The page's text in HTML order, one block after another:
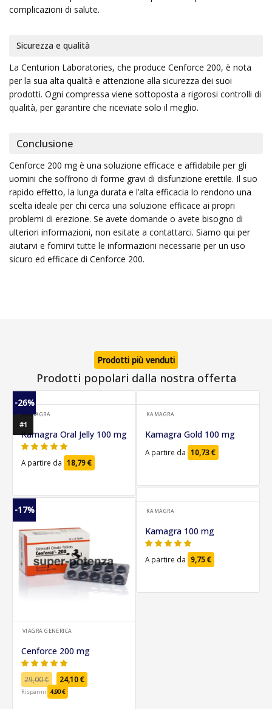
complicazioni di salute.
Sicurezza e qualità
La Centurion Laboratories, che produce Cenforce 200, è nota
per la sua alta qualità e attenzione alla sicurezza dei suoi
prodotti. Ogni compressa viene sottoposta a rigorosi controlli di
qualità, per garantire che riceviate solo il meglio.
Conclusione
Cenforce 200 mg è una soluzione efficace e affidabile per gli
uomini che soffrono di forme gravi di disfunzione erettile. Il suo
rapido effetto, la lunga durata e l’alta efficacia lo rendono una
scelta ideale per chi cerca una soluzione efficace ai propri
problemi di erezione. Se avete domande o avete bisogno di
ulteriori informazioni, non esitate a contattarci. Siamo qui per
aiutarvi e fornirvi tutte le informazioni necessarie per un uso
sicuro ed efficace di Cenforce 200.
Prodotti più venduti
Prodotti popolari dalla nostra offerta
-26%
#1
KAMAGRA
Kamagra Oral Jelly 100 mg
A partire da 18,79€
KAMAGRA
Kamagra Gold 100 mg
A partire da 10,73€
KAMAGRA
Kamagra 100 mg
A partire da 9,75€
-17%
VIAGRA GENERICA
Cenforce 200 mg
29,00€ 24,10 €
Risparmi 4,90€